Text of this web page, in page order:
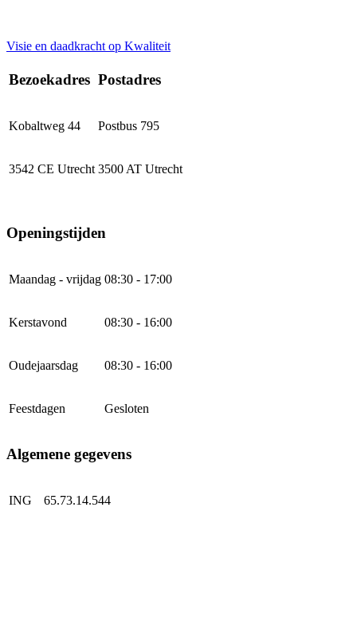
Visie en daadkracht op Kwaliteit
Bezoekadres Postadres
Kobaltweg 44 Postbus 795
3542 CE Utrecht 3500 AT Utrecht
Openingstijden
Maandag - vrijdag 08:30 - 17:00
Kerstavond 08:30 - 16:00
Oudejaarsdag 08:30 - 16:00
Feestdagen Gesloten
Algemene gegevens
ING 65.73.14.544